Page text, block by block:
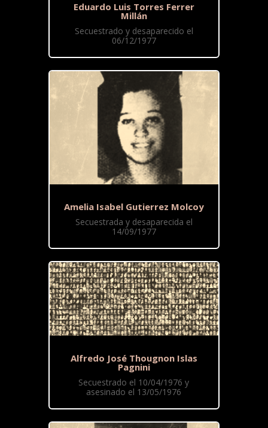
Eduardo Luis Torres Ferrer
Millán
Secuestrado y desaparecido el
06/12/1977
Amelia Isabel Gutierrez Molcoy
Secuestrada y desaparecida el
14/09/1977
Alfredo José Thougnon Islas
Pagnini
Secuestrado el 10/04/1976 y
asesinado el 13/05/1976